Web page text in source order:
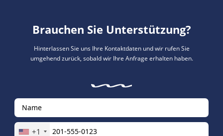
Brauchen Sie Unterstützung?
Hinterlassen Sie uns Ihre Kontaktdaten und wir rufen Sie
umgehend zurück, sobald wir Ihre Anfrage erhalten haben.
+1